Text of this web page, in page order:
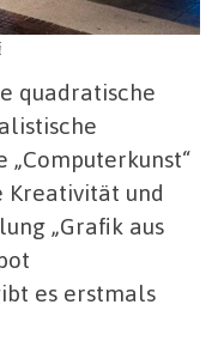
quadratische
Kreativität und
„Grafik aus
es erstmals